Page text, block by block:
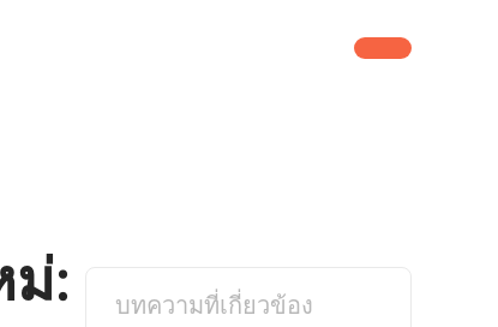
ม่:
บทความที่เกี่ยวข้อง